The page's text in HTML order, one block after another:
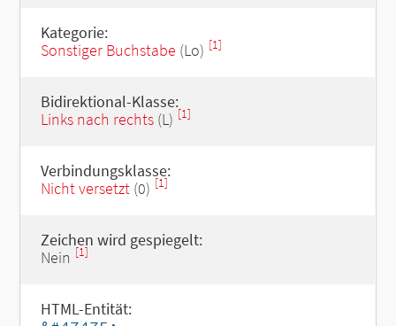
Kategorie:
Sonstiger Buchstabe (Lo) [1]
Bidirektional-Klasse:
Links nach rechts(L) [1]
Verbindungsklasse:
Nicht versetzt(0) [1]
Zeichen wird gespiegelt:
Nein [1]
HTML-Entität: